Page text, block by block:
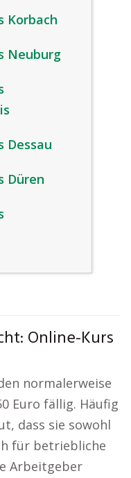
Korbach
Neuburg
Dessau
Düren
Online-Kurs
normalerweise
Euro fällig. Häufig
dass sie sowohl
für betriebliche
Arbeitgeber